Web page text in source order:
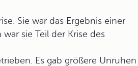
Sie war das Ergebnis einer
sie Teil der Krise des
Es gab größere Unruhen